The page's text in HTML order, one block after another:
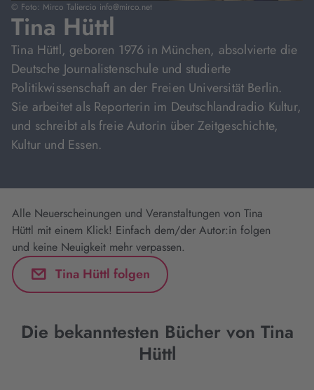
© Foto: Mirco Taliercio info@mirco.net
Tina Hüttl
Tina Hüttl, geboren 1976 in München, absolvierte die
Deutsche Journalistenschule und studierte
Politikwissenschaft an der Freien Universität Berlin.
Sie arbeitet als Reporterin im Deutschlandradio Kultur,
und schreibt als freie Autorin über Zeitgeschichte,
Kultur und Essen.
Alle Neuerscheinungen und Veranstaltungen von Tina
Hüttl mit einem Klick! Einfach dem/der Autor:in folgen
und keine Neuigkeit mehr verpassen.
Tina Hüttl folgen
Die bekanntesten Bücher von Tina
Hüttl